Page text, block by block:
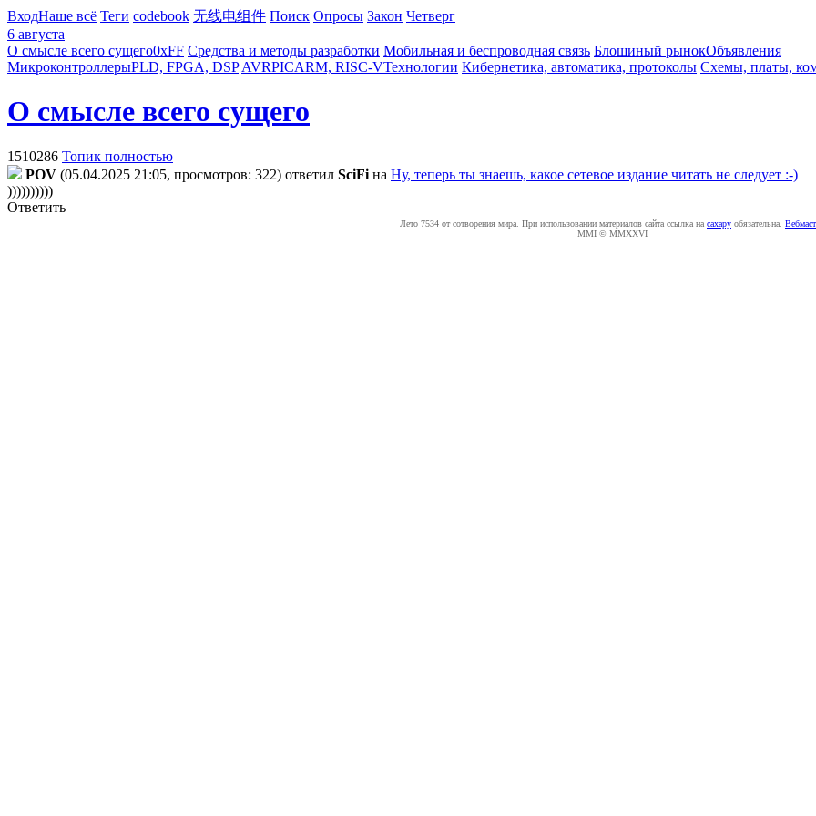
ВходНаше всё Теги codebook 无线电组件 Поиск Опросы Закон Четверг
6 августа
О смысле всего сущего0xFF Средства и методы разработки Мобильная и беспроводная связь Блошиный рынокОбъявления
МикроконтроллерыPLD, FPGA, DSP AVRPICARM, RISC-VТехнологии Кибернетика, автоматика, протоколы Схемы, платы,
О смысле всего сущего
1510286 Топик полностью
POV (05.04.2025 21:05, просмотров: 322) ответил SciFi на Ну, теперь ты знаешь, какое сетевое издание читать не следует :-)
))))))))))
Ответить
Лето 7534 от сотворения мира. При использовании материалов сайта ссылка на caxapу обязательна.
MMI © MMXXVI